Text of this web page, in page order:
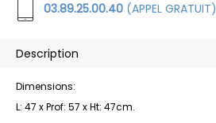
03.89.25.00.40 (APPEL GRATUIT)
Description
Dimensions:
L: 47 x Prof: 57 x Ht: 47cm.